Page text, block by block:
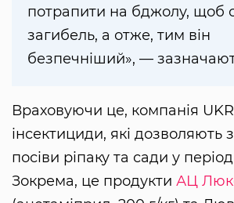
потрапити на бджолу, щоб
загибель, а отже, тим він
безпечніший», —
Враховуючи це, компанія
інсектициди, які дозволяють
посіви ріпаку та сади у період
Зокрема, це продукти АЦ